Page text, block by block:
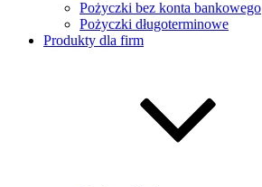
Pożyczki bez konta bankowego
Pożyczki długoterminowe
Produkty dla firm